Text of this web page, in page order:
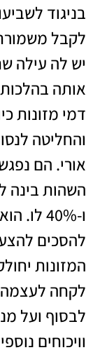
בניגוד
לקבל
יש לה עילה
אותה
דמי מזונות
והחליטה
אורי. הם
ו-40%
להסכים
המזונות
לקחה לעצמה
לבסוף ועל
וויכוחים